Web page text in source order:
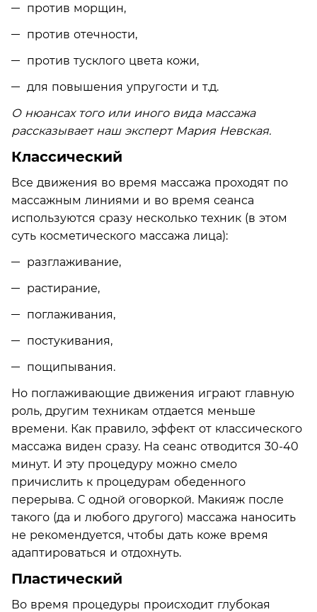
против морщин,
против отечности,
против тусклого цвета кожи,
для повышения упругости и т.д.
О нюансах того или иного вида массажа
рассказывает наш эксперт Мария Невская.
Классический
Все движения во время массажа проходят по
массажным линиями и во время сеанса
используются сразу несколько техник (в этом
суть косметического массажа лица):
разглаживание,
растирание,
поглаживания,
постукивания,
пощипывания.
Но поглаживающие движения играют главную
роль, другим техникам отдается меньше
времени. Как правило, эффект от классического
массажа виден сразу. На сеанс отводится 30-40
минут. И эту процедуру можно смело
причислить к процедурам обеденного
перерыва. С одной оговоркой. Макияж после
такого (да и любого другого) массажа наносить
не рекомендуется, чтобы дать коже время
адаптироваться и отдохнуть.
Пластический
Во время процедуры происходит глубокая